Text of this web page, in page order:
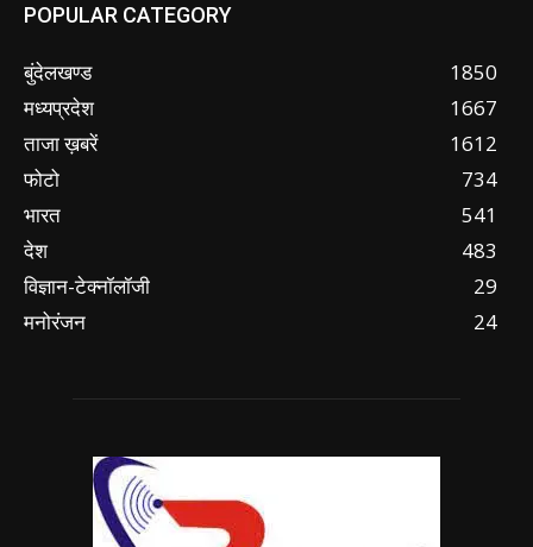
POPULAR CATEGORY
बुंदेलखण्ड
1850
मध्यप्रदेश
1667
ताजा ख़बरें
1612
फोटो
734
भारत
541
देश
483
विज्ञान-टेक्नॉलॉजी
29
मनोरंजन
24